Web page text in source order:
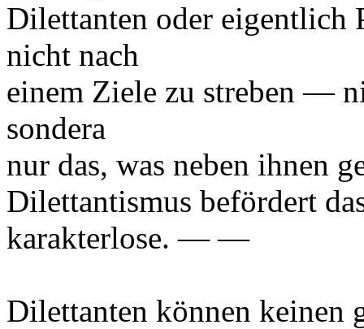
Dilettanten oder eigentlich
nicht nach
einem Ziele zu streben —
sondera
nur das, was neben ihnen
Dilettantismus befördert
karakterlose. — —
Dilettanten können keinen